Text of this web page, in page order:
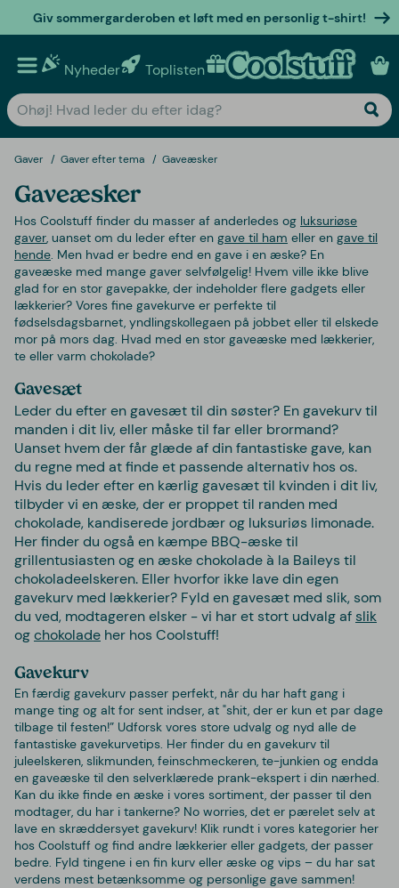
Giv sommergarderoben et løft med en personlig t-shirt!
Nyheder Toplisten Personlige gaver
Gaver Gaver efter tema Gaveæsker
Gaveæsker
Hos Coolstuff finder du masser af anderledes og luksuriøse
gaver , uanset om du leder efter en gave til ham eller en gave til
hende . Men hvad er bedre end en gave i en æske? En
gaveæske med mange gaver selvfølgelig! Hvem ville ikke blive
glad for en stor gavepakke, der indeholder flere gadgets eller
lækkerier? Vores fine gavekurve er perfekte til
fødselsdagsbarnet, yndlingskollegaen på jobbet eller til elskede
mor på mors dag. Hvad med en stor gaveæske med lækkerier,
te eller varm chokolade?
Gavesæt
Leder du efter en gavesæt til din søster? En gavekurv til
manden i dit liv, eller måske til far eller brormand?
Uanset hvem der får glæde af din fantastiske gave, kan
du regne med at finde et passende alternativ hos os.
Hvis du leder efter en kærlig gavesæt til kvinden i dit liv,
tilbyder vi en æske, der er proppet til randen med
chokolade, kandiserede jordbær og luksuriøs limonade.
Her finder du også en kæmpe BBQ-æske til
grillentusiasten og en æske chokolade à la Baileys til
chokoladeelskeren. Eller hvorfor ikke lave din egen
gavekurv med lækkerier? Fyld en gavesæt med slik, som
du ved, modtageren elsker - vi har et stort udvalg afslik
ogchokolade her hos Coolstuff!
Gavekurv
En færdig gavekurv passer perfekt, når du har haft gang i
mange ting og alt for sent indser, at "shit, der er kun et par dage
tilbage til festen!” Udforsk vores store udvalg og nyd alle de
fantastiske gavekurvetips. Her finder du en gavekurv til
juleelskeren, slikmunden, feinschmeckeren, te-junkien og endda
en gaveæske til den selverklærede prank-ekspert i din nærhed.
Kan du ikke finde en æske i vores sortiment, der passer til den
modtager, du har i tankerne? No worries, det er pærelet selv at
lave en skræddersyet gavekurv! Klik rundt i vores kategorier her
hos Coolstuff og find andre lækkerier eller gadgets, der passer
bedre. Fyld tingene i en fin kurv eller æske og vips – du har sat
verdens mest betænksomme og personlige gave sammen!